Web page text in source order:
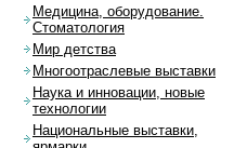
Медицина, оборудование.
Стоматология
Мир детства
Многоотраслевые выставки
Наука и инновации, новые
технологии
Национальные выставки,